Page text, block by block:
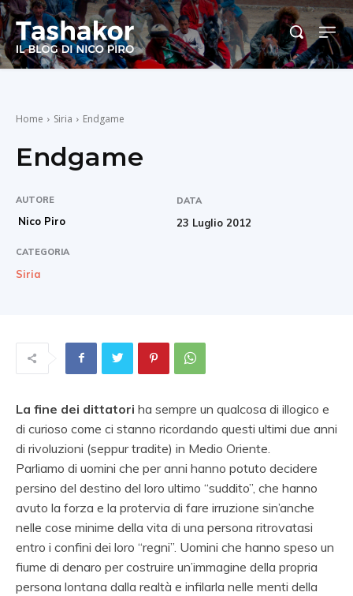
Home Siria Endgame
Endgame
AUTORE
Nico Piro
DATA
23 Luglio 2012
CATEGORIA
Siria
La fine dei dittatori ha sempre un qualcosa di illogico e
di curioso come ci stanno ricordando questi ultimi due anni
di rivoluzioni (seppur tradite) in Medio Oriente.
Parliamo di uomini che per anni hanno potuto decidere
persino del destino del loro ultimo “suddito”, che hanno
avuto la forza e la protervia di fare irruzione sin’anche
nelle cose minime della vita di una persona ritrovatasi
entro i confini dei loro “regni”. Uomini che hanno speso un
fiume di denaro per costruire un’immagine della propria
persona lontana dalla realtà e infilarla nelle menti della